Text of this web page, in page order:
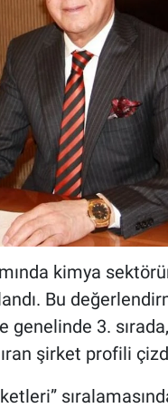
kimya
Bu
genelinde 3.
şirket profili